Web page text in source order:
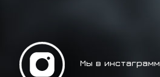
Мы в инстаграмм